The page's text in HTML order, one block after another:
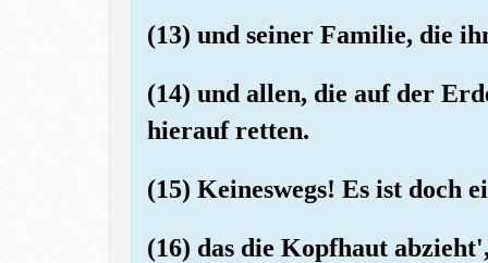
(13) und seiner Familie, die
(14) und allen, die auf der
hierauf retten.
(15) Keineswegs! Es ist doch
(16) das die Kopfhaut